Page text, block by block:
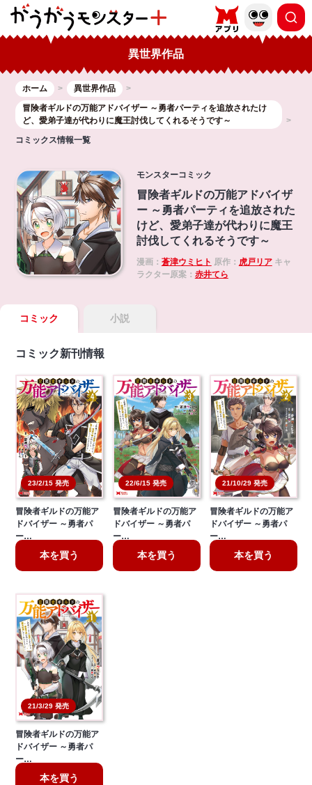
異世界作品
ホーム
異世界作品
冒険者ギルドの万能アドバイザー ～勇者パーティを追放されたけ
ど、愛弟子達が代わりに魔王討伐してくれるそうです～
コミックス情報一覧
モンスターコミック
冒険者ギルドの万能アドバイザ
ー ～勇者パーティを追放された
けど、愛弟子達が代わりに魔王
討伐してくれるそうです～
漫画： 蒼津ウミヒト 原作： 虎戸リアキャ
ラクター原案： 赤井てら
コミック 小説
コミック新刊情報
23/2/15 発売
冒険者ギルドの万能ア
ドバイザー ～勇者パ
ー…
本を買う
22/6/15 発売
冒険者ギルドの万能ア
ドバイザー ～勇者パ
ー…
本を買う
21/10/29 発売
冒険者ギルドの万能ア
ドバイザー ～勇者パ
ー…
本を買う
21/3/29 発売
冒険者ギルドの万能ア
ドバイザー ～勇者パ
ー…
本を買う